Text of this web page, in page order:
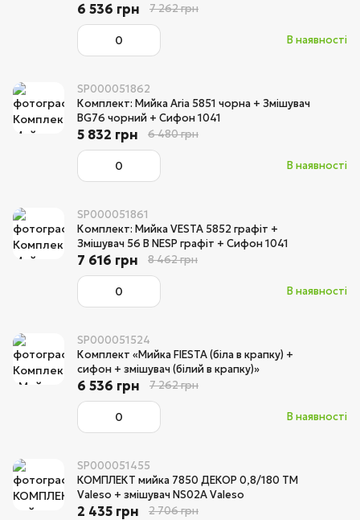
В наявності
6 536 грн 7 262 грн
SP000051862
Комплект: Мийка Aria 5851 чорна + Змішувач
BG76 чорний + Сифон 1041
В наявності
5 832 грн 6 480 грн
SP000051861
Комплект: Мийка VESTA 5852 графіт +
Змішувач 56 B NESP графіт + Сифон 1041
В наявності
7 616 грн 8 462 грн
SP000051524
Комплект «Мийка FIESTA (біла в крапку) +
сифон + змішувач (білий в крапку)»
В наявності
6 536 грн 7 262 грн
SP000051455
КОМПЛЕКТ мийка 7850 ДЕКОР 0,8/180 TM
Valeso + змішувач NS02A Valeso
2 435 грн 2 706 грн